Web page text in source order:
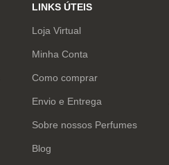
LINKS ÚTEIS
Loja Virtual
Minha Conta
Como comprar
Envio e Entrega
Sobre nossos Perfumes
Blog